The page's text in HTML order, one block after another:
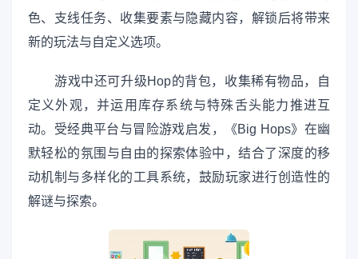
色、支线任务、收集要素与隐藏内容，解锁后将带来
新的玩法与自定义选项。
游戏中还可升级Hop的背包，收集稀有物品，自
定义外观，并运用库存系统与特殊舌头能力推进互
动。受经典平台与冒险游戏启发，《Big Hops》在幽
默轻松的氛围与自由的探索体验中，结合了深度的移
动机制与多样化的工具系统，鼓励玩家进行创造性的
解谜与探索。